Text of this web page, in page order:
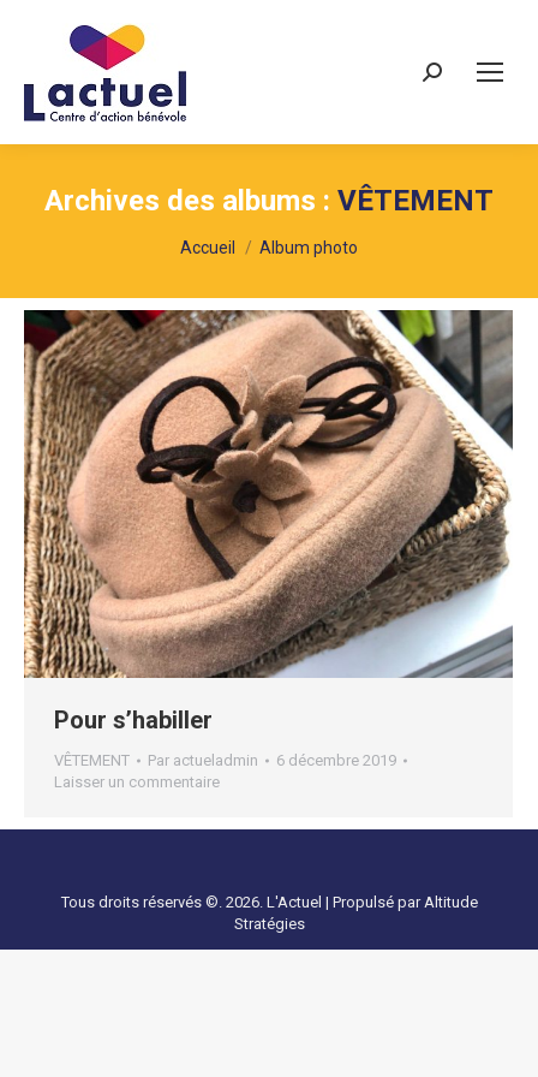
Recherche
Archives des albums : VÊTEMENT
Vous êtes ici :
Accueil Album photo
Pour s’habiller
VÊTEMENT Par actueladmin
6 décembre 2019
Laisser un commentaire
Tous droits réservés ©. 2026. L'Actuel | Propulsé par Altitude
Stratégies